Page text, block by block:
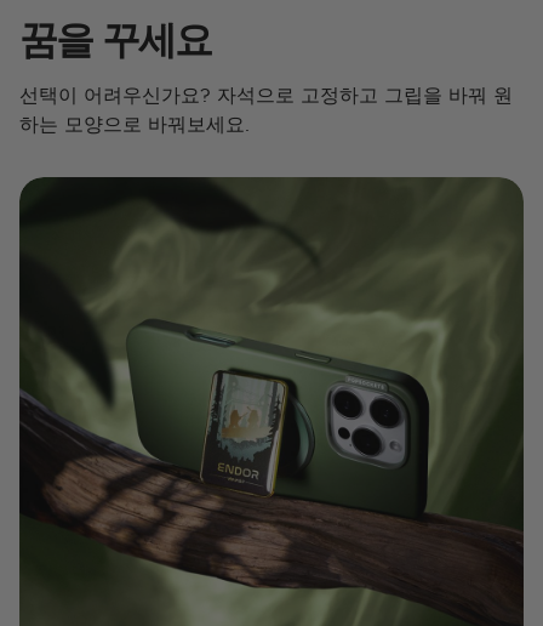
꿈을 꾸세요
선택이 어려우신가요? 자석으로 고정하고 그립을 바꿔 원
하는 모양으로 바꿔보세요.